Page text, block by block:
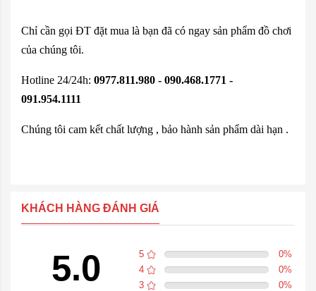
Chỉ cần gọi ĐT đặt mua là bạn đã có ngay sản phẩm đồ chơi
của chúng tôi.
Hotline 24/24h: 0977.811.980 - 090.468.1771 -
091.954.1111
Chúng tôi cam kết chất lượng , bảo hành sản phẩm dài hạn .
KHÁCH HÀNG ĐÁNH GIÁ
5.0 5 0%
4
0%
3
0%